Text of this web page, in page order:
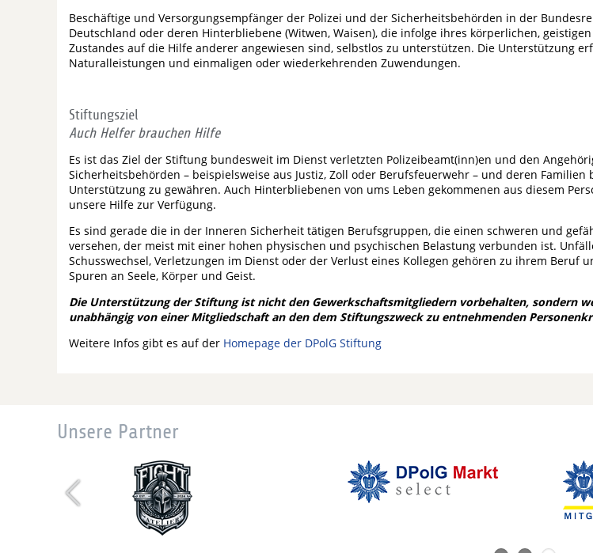
Beschäftige und Versorgungsempfänger der Polizei und der Sicherheitsbehörden in der
Deutschland oder deren Hinterbliebene (Witwen, Waisen), die infolge ihres körperlichen,
Zustandes auf die Hilfe anderer angewiesen sind, selbstlos zu unterstützen. Die Unterstützung
Naturalleistungen und einmaligen oder wiederkehrenden Zuwendungen.
Stiftungsziel
Auch Helfer brauchen Hilfe
Es ist das Ziel der Stiftung bundesweit im Dienst verletzten Polizeibeamt(inn)en und den
Sicherheitsbehörden – beispielsweise aus Justiz, Zoll oder Berufsfeuerwehr – und deren Familien
Unterstützung zu gewähren. Auch Hinterbliebenen von ums Leben gekommenen aus diesem
unsere Hilfe zur Verfügung.
Es sind gerade die in der Inneren Sicherheit tätigen Berufsgruppen, die einen schweren und
versehen, der meist mit einer hohen physischen und psychischen Belastung verbunden ist.
Schusswechsel, Verletzungen im Dienst oder der Verlust eines Kollegen gehören zu ihrem Beruf
Spuren an Seele, Körper und Geist.
Die Unterstützung der Stiftung ist nicht den Gewerkschaftsmitgliedern vorbehalten, sondern
unabhängig von einer Mitgliedschaft an den dem Stiftungszweck zu entnehmenden
Weitere Infos gibt es auf der Homepage der DPolG Stiftung
Unsere Partner